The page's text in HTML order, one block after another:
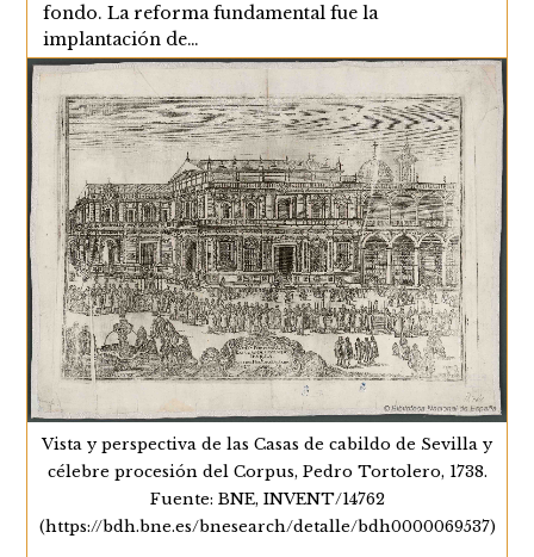
fondo. La reforma fundamental fue la
implantación de…
Continuar LeyendoLos
Intendentes
De
Sevilla
En
El
Siglo
XVIII
Vista y perspectiva de las Casas de cabildo de Sevilla y
célebre procesión del Corpus, Pedro Tortolero, 1738.
Fuente: BNE, INVENT/14762
(https://bdh.bne.es/bnesearch/detalle/bdh0000069537)